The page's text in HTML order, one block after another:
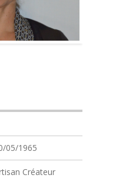
05/1965
Créateur